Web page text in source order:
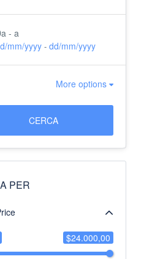
- a
mm/yyyy - dd/mm/yyyy
More options
CERCA
PER
$24.000,00